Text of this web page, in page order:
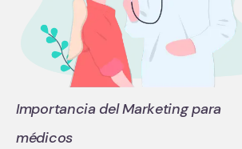
Importancia del Marketing para
médicos